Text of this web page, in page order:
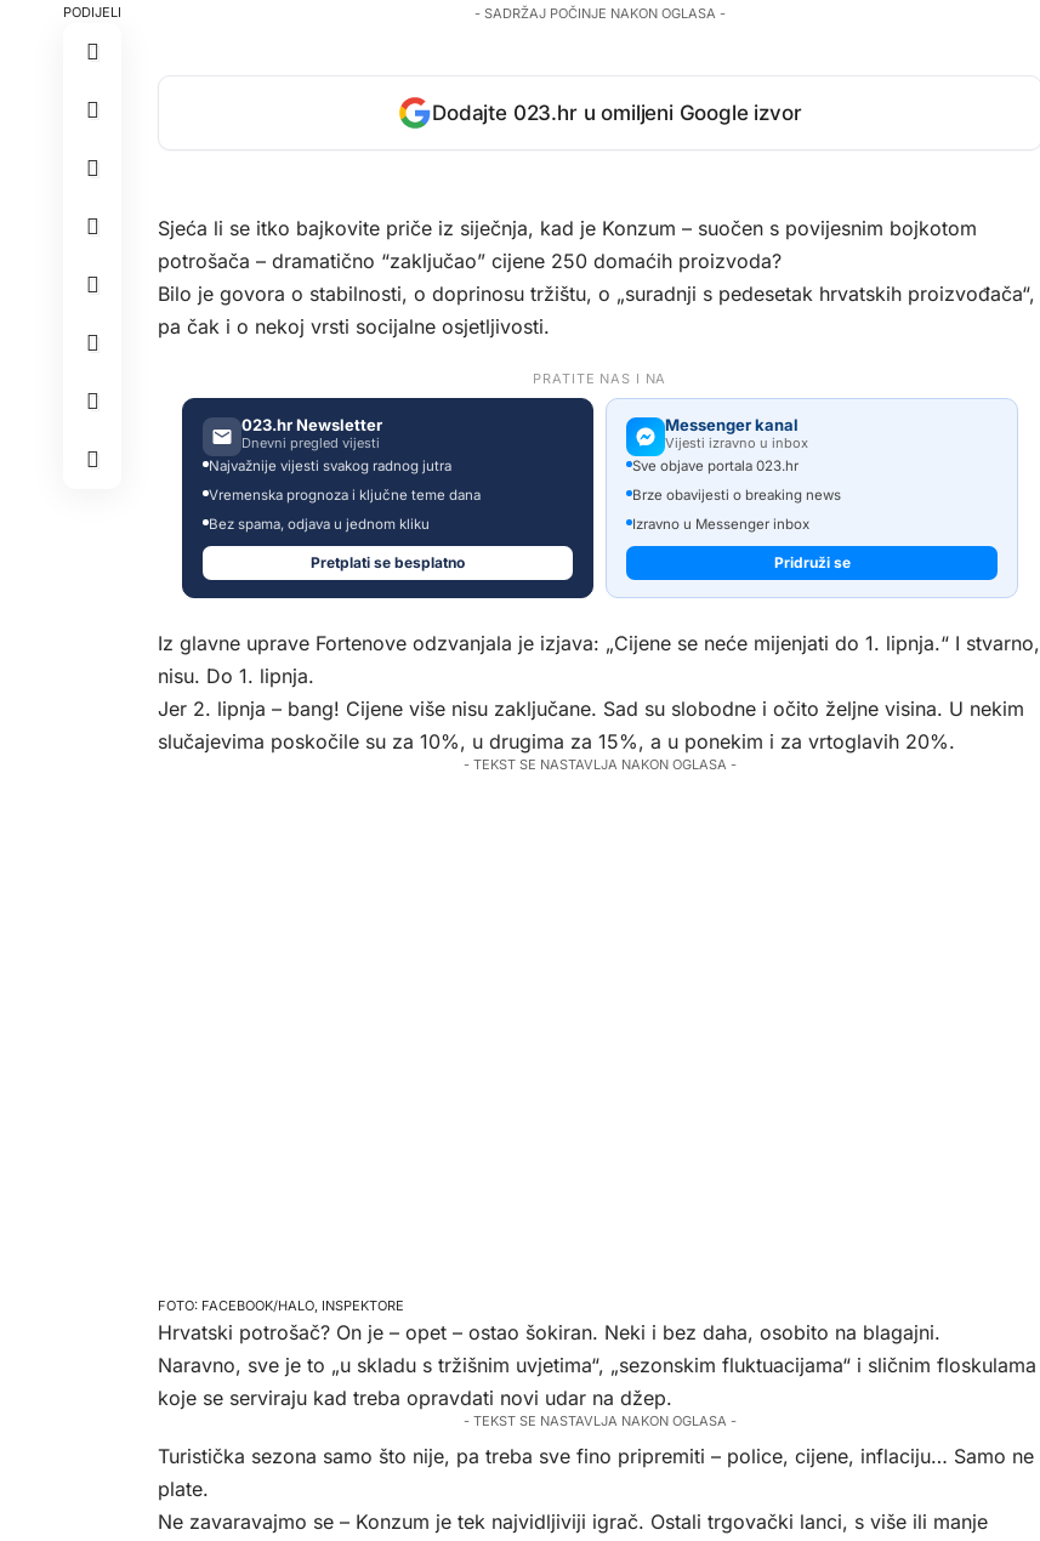
PODIJELI - SADRŽAJ POČINJE NAKON OGLASA -
Dodajte 023.hr u omiljeni Google izvor
Sjeća li se itko bajkovite priče iz siječnja, kad je Konzum – suočen s povijesnim bojkotom
potrošača – dramatično “zaključao” cijene 250 domaćih proizvoda?
Bilo je govora o stabilnosti, o doprinosu tržištu, o „suradnji s pedesetak hrvatskih proizvođača“,
pa čak i o nekoj vrsti socijalne osjetljivosti.
PRATITE NAS I NA
023.hr Newsletter
Dnevni pregled vijesti
Najvažnije vijesti svakog radnog jutra
Vremenska prognoza i ključne teme dana
Bez spama, odjava u jednom kliku
Pretplati se besplatno
Messenger kanal
Vijesti izravno u inbox
Sve objave portala 023.hr
Brze obavijesti o breaking news
Izravno u Messenger inbox
Pridruži se
Iz glavne uprave Fortenove odzvanjala je izjava: „Cijene se neće mijenjati do 1. lipnja.“ I stvarno,
nisu. Do 1. lipnja.
Jer 2. lipnja – bang! Cijene više nisu zaključane. Sad su slobodne i očito željne visina. U nekim
slučajevima poskočile su za 10%, u drugima za 15%, a u ponekim i za vrtoglavih 20%.
- TEKST SE NASTAVLJA NAKON OGLASA -
FACEBOOK/HALO, INSPEKTORE
Hrvatski potrošač? On je – opet – ostao šokiran. Neki i bez daha, osobito na blagajni.
Naravno, sve je to „u skladu s tržišnim uvjetima“, „sezonskim fluktuacijama“ i sličnim floskulama
koje se serviraju kad treba opravdati novi udar na džep.
- TEKST SE NASTAVLJA NAKON OGLASA -
Turistička sezona samo što nije, pa treba sve fino pripremiti – police, cijene, inflaciju… Samo ne
plate.
Ne zavaravajmo se – Konzum je tek najvidljiviji igrač. Ostali trgovački lanci, s više ili manje